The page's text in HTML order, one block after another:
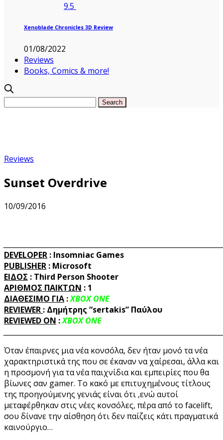
9.5
Xenoblade Chronicles 3D Review
01/08/2022
Reviews
Books, Comics & more!
Reviews
Sunset Overdrive
10/09/2016
DEVELOPER : Insomniac Games
PUBLISHER : Microsoft
ΕΙΔΟΣ : Third Person Shooter
ΑΡΙΘΜΟΣ ΠΑΙΚΤΩΝ : 1
ΔΙΑΘΕΣΙΜΟ ΓΙΑ :XBOX ONE
REVIEWER : Δημήτρης “sertakis” Παύλου
REVIEWED ON :XBOX ONE
Όταν έπαιρνες μια νέα κονσόλα, δεν ήταν μονό τα νέα
χαρακτηριστικά της που σε έκαναν να χαίρεσαι, άλλα και
η προσμονή για τα νέα παιχνίδια και εμπειρίες που θα
βίωνες σαν gamer. Το κακό με επιτυχημένους τίτλους
της προηγούμενης γενιάς είναι ότι ,ενώ αυτοί
μεταφέρθηκαν στις νέες κονσόλες, πέρα από το facelift,
σου δίνανε την αίσθηση ότι δεν παίζεις κάτι πραγματικά
καινούργιο…